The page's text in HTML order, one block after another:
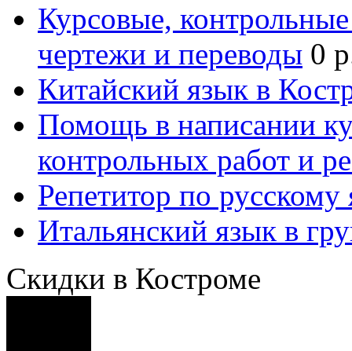
Курсовые,
чертежи и переводы 0
Китайский язык в
Помощь в написании
контрольных работ и
Репетитор по русскому
Итальянский язык в
Скидки в Костроме